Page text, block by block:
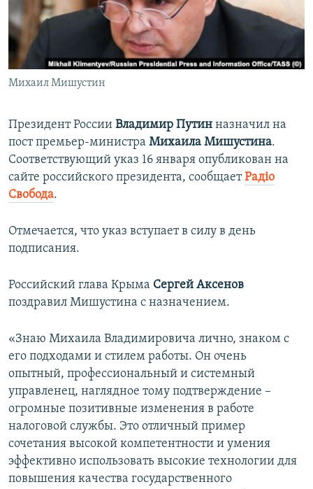
ПОБЕДИТЕЛЕЙ НЕ СУДЯТ?
КРЫМ.НЕПОКОРЕННЫЙ
ELIFBE
УКРАИНСКАЯ ПРОБЛЕМА КРЫМА
ПРИСОЕДИНЯЙТЕСЬ!
Михаил Мишустин
Президент России Владимир Путин назначил на
пост премьер-министра Михаила Мишустина.
Соответствующий указ 16 января опубликован на
сайте российского президента, сообщаетРадіо
Свобода.
Отмечается, что указ вступает в силу в день
подписания.
Российский глава Крыма Сергей Аксенов
поздравил Мишустина с назначением.
«Знаю Михаила Владимировича лично, знаком с
его подходами и стилем работы. Он очень
опытный, профессиональный и системный
управленец, наглядное тому подтверждение –
огромные позитивные изменения в работе
налоговой службы. Это отличный пример
сочетания высокой компетентности и умения
эффективно использовать высокие технологии для
повышения качества государственного